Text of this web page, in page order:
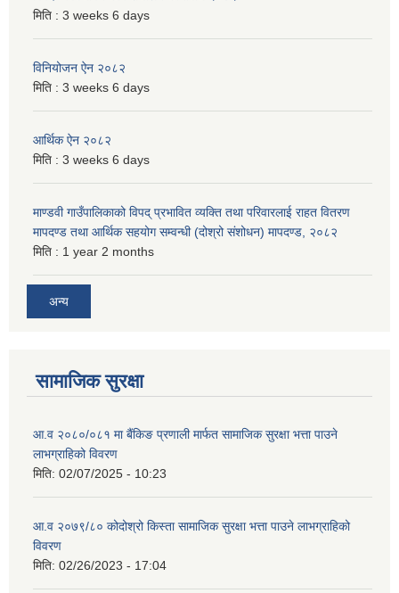
मिति : 3 weeks 6 days
विनियोजन ऐन २०८२
मिति : 3 weeks 6 days
आर्थिक ऐन २०८२
मिति : 3 weeks 6 days
माण्डवी गाउँपालिकाको विपद् प्रभावित व्यक्ति तथा परिवारलाई राहत वितरण
मापदण्ड तथा आर्थिक सहयोग सम्वन्धी (दोश्रो संशोधन) मापदण्ड, २०८२
मिति : 1 year 2 months
अन्य
सामाजिक सुरक्षा
आ.व २०८०/०८१ मा बैंकिङ प्रणाली मार्फत सामाजिक सुरक्षा भत्ता पाउने
लाभग्राहिको विवरण
मिति: 02/07/2025 - 10:23
आ.व २०७९/८० कोदोश्रो किस्ता सामाजिक सुरक्षा भत्ता पाउने लाभग्राहिको
विवरण
मिति: 02/26/2023 - 17:04